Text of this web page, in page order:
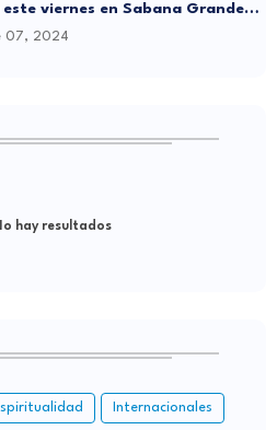
viernes en Sabana Grande
07, 2024
hay resultados
Internacionales